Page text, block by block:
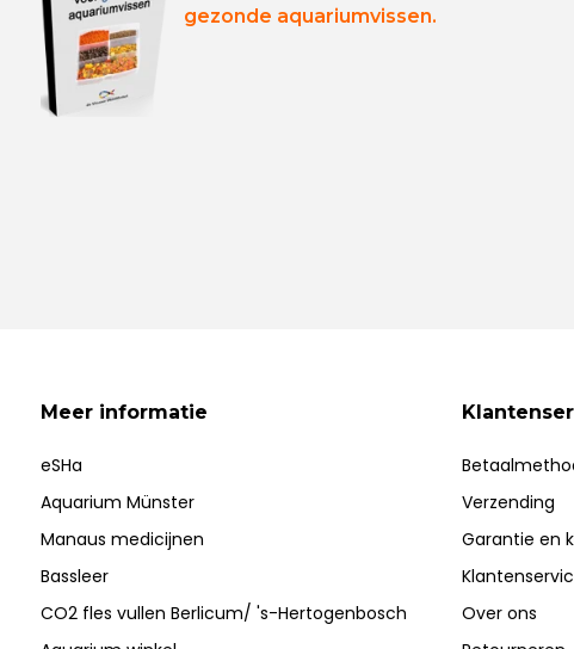
gezonde aquariumvissen.
Meer informatie
eSHa
Aquarium Münster
Manaus medicijnen
Bassleer
CO2 fles vullen Berlicum/ 's-Hertogenbosch
Verzending
Garantie en
Over ons